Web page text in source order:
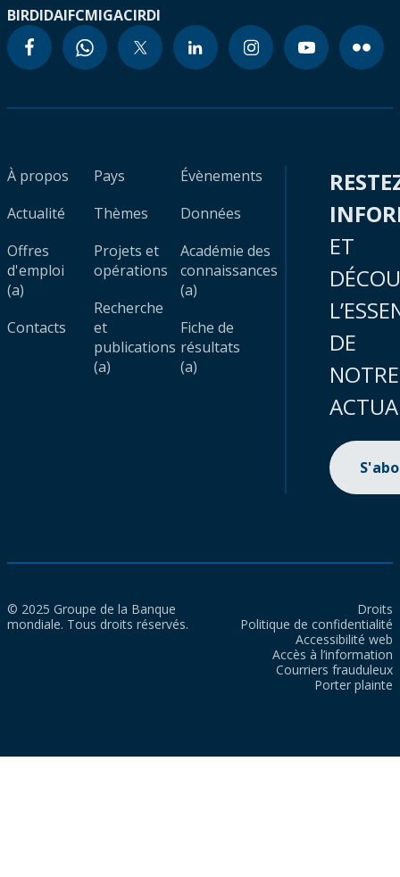
BIRDIDAIFCMIGACIRDI
À propos
Actualité
Offres
d'emploi
(a)
Contacts
Pays
Thèmes
Projets et
opérations
Recherche
et
publications
(a)
Évènements
Données
Académie des
connaissances
(a)
Fiche de
résultats
(a)
ET
DE
NOTRE
© 2025 Groupe de la Banque
mondiale. Tous droits réservés.
Droits
Politique de confidentialité
Accessibilité web
Accès à l’information
Courriers frauduleux
Porter plainte